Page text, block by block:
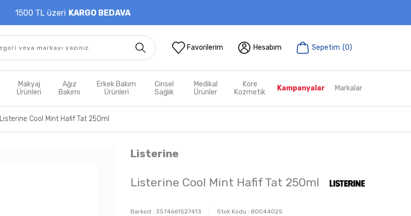
1500 TL üzeri KARGO BEDAVA
Favorilerim Hesabım Sepetim (0)
Makyaj
Ürünleri
Ağız
Bakımı
Erkek Bakım
Ürünleri
Cinsel
Sağlık
Medikal
Ürünler
Kore
Kozmetik
Kampanyalar Markalar
Listerine Cool Mint Hafif Tat 250ml
Listerine
Listerine Cool Mint Hafif Tat 250ml
Barkod : 3574661527413 Stok Kodu : 80044025